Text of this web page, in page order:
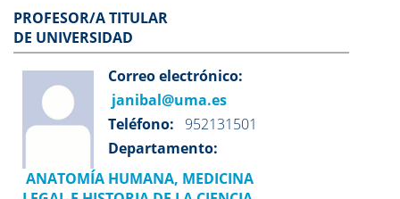
PROFESOR/A TITULAR
DE UNIVERSIDAD
Correo electrónico:
janibal@uma.es
Teléfono: 952131501
Departamento:
ANATOMÍA HUMANA, MEDICINA